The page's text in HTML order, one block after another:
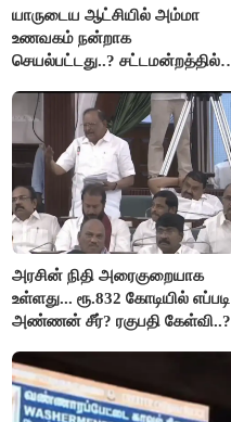
யாருடைய ஆட்சியில் அம்மா
உணவகம் நன்றாக
செயல்பட்டது..? சட்டமன்றத்தில்
அரசின் நிதி அரைகுறையாக
உள்ளது... ரூ.832 கோடியில் எப்படி
அண்ணன் சீர்? ரகுபதி கேள்வி..?